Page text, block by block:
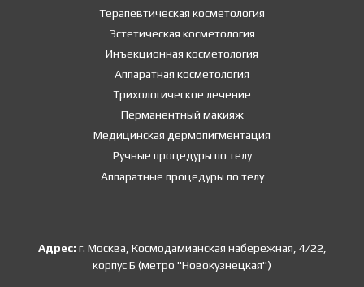
Терапевтическая косметология
Эстетическая косметология
Инъекционная косметология
Аппаратная косметология
Трихологическое лечение
Перманентный макияж
Медицинская дермопигментация
Ручные процедуры по телу
Аппаратные процедуры по телу
Адрес: г. Москва, Космодамианская набережная, 4/22,
корпус Б (метро "Новокузнецкая")